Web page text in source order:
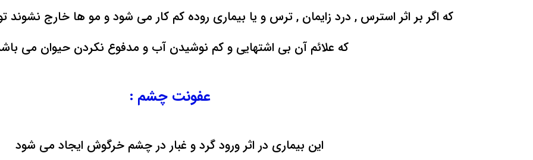
که اگر بر اثر استرس , درد زایمان , ترس و یا بیماری روده کم کار می شود و مو ها خارج
که علائم آن بی اشتهایی و کم نوشیدن آب و مدفوع نکردن حیوان می
عفونت چشم :
این بیماری در اثر ورود گرد و غبار در چشم خرگوش ایجاد می شود